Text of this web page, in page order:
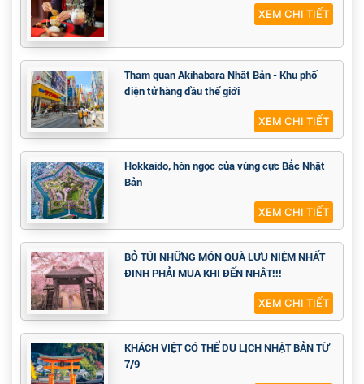
XEM CHI TIẾT
Tham quan Akihabara Nhật Bản - Khu phố
điện tử hàng đầu thế giới
XEM CHI TIẾT
Hokkaido, hòn ngọc của vùng cực Bắc Nhật
Bản
XEM CHI TIẾT
BỎ TÚI NHỮNG MÓN QUÀ LƯU NIỆM NHẤT
ĐỊNH PHẢI MUA KHI ĐẾN NHẬT!!!
XEM CHI TIẾT
KHÁCH VIỆT CÓ THỂ DU LỊCH NHẬT BẢN TỪ
7/9